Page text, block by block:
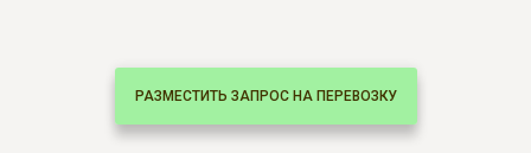
РАЗМЕСТИТЬ ЗАПРОС НА ПЕРЕВОЗКУ